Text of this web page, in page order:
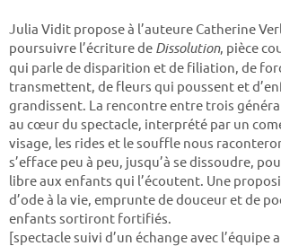
Julia Vidit propose à l’auteure Catherine
poursuivre l’écriture de Dissolution, pièce
qui parle de disparition et de filiation, de
transmettent, de fleurs qui poussent et
grandissent. La rencontre entre trois
au cœur du spectacle, interprété par un
visage, les rides et le souffle nous
s’efface peu à peu, jusqu’à se dissoudre,
libre aux enfants qui l’écoutent. Une
d’ode à la vie, emprunte de douceur et de
enfants sortiront fortifiés.
[spectacle suivi d’un échange avec l’équipe